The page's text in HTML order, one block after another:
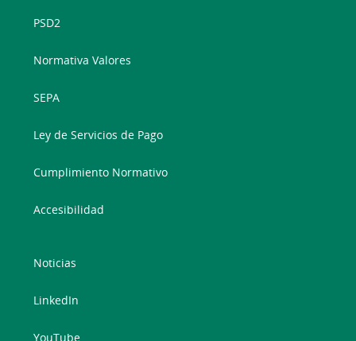
PSD2
Normativa Valores
SEPA
Ley de Servicios de Pago
Cumplimiento Normativo
Accesibilidad
Noticias
LinkedIn
YouTube